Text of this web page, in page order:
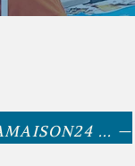
... —